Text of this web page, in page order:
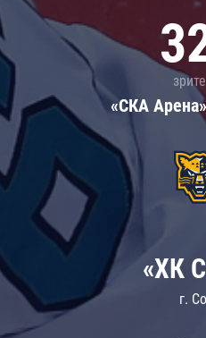
«СКА
«ХК
г.